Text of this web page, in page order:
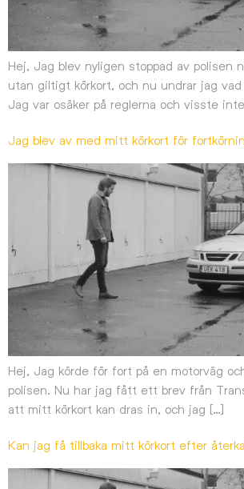
Hej, Jag blev nyligen stoppad av polisen
utan giltigt körkort, och nu undrar jag vad
Jag var osäker på reglerna och visste
Jag blev av med mitt körkort för
Hej, Jag körde för fort på en motorväg
polisen. Nu har jag fått ett brev från
att mitt körkort kan dras in, och jag […]
Kan jag få tillbaka mitt körkort efter